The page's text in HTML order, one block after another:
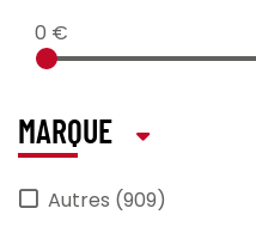
0 €
MARQUE
Autres (909)